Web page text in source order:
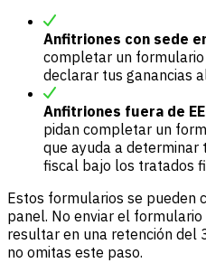
Anfitriones con sede en
completar un
declarar tus ganancias
Anfitriones fuera de
pidan completar un
que ayuda a determinar
fiscal bajo los tratados
Estos formularios se pueden
panel. No enviar el
resultar en una retención del
no omitas este paso.